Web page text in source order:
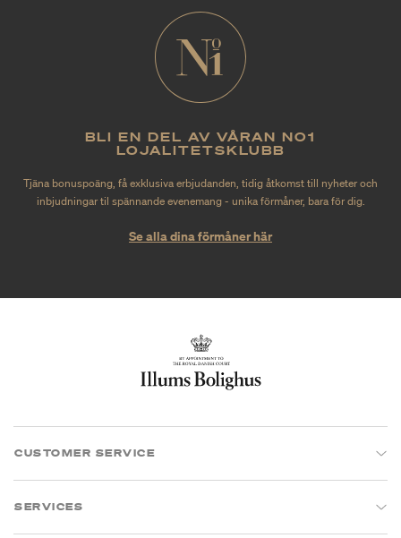
BLI EN DEL AV VÅRAN NO1
LOJALITETSKLUBB
Tjäna bonuspoäng, få exklusiva erbjudanden, tidig åtkomst till nyheter och
inbjudningar til spännande evenemang - unika förmåner, bara för dig.
Se alla dina förmåner här
CUSTOMER SERVICE
SERVICES